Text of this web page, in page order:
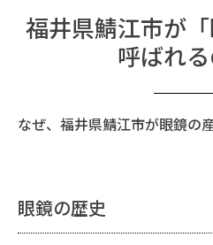
福井県鯖江市が
呼ばれる
なぜ、福井県鯖江市が眼鏡の
眼鏡の歴史